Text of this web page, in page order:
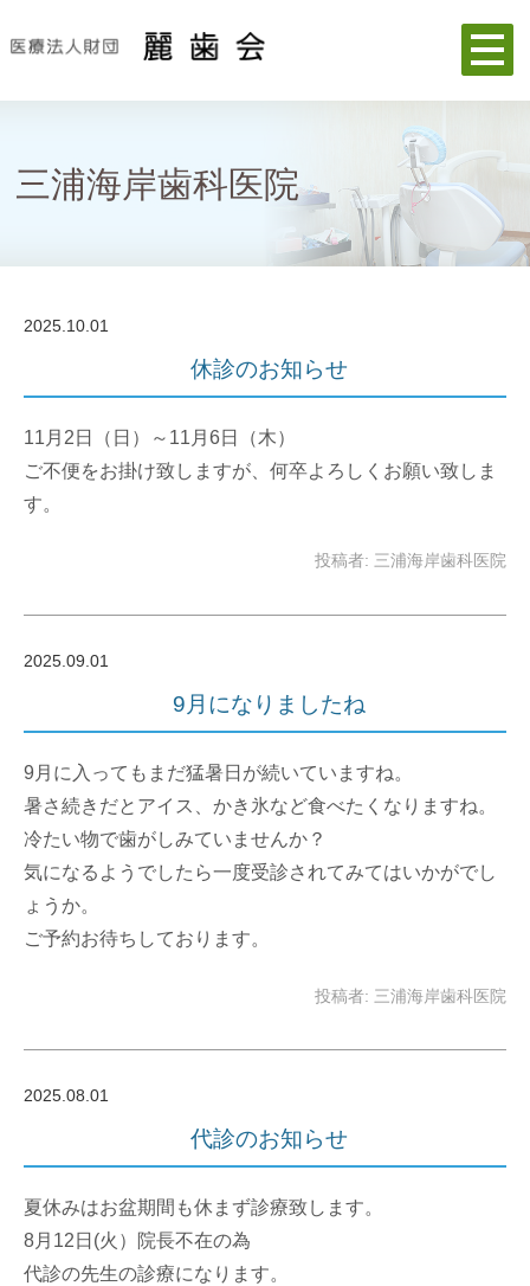
三浦海岸歯科医院
2025.10.01
休診のお知らせ
11月2日（日）～11月6日（木）
ご不便をお掛け致しますが、何卒よろしくお願い致しま
す。
投稿者: 三浦海岸歯科医院
2025.09.01
9月になりましたね
9月に入ってもまだ猛暑日が続いていますね。
暑さ続きだとアイス、かき氷など食べたくなりますね。
冷たい物で歯がしみていませんか？
気になるようでしたら一度受診されてみてはいかがでし
ょうか。
ご予約お待ちしております。
投稿者: 三浦海岸歯科医院
2025.08.01
代診のお知らせ
夏休みはお盆期間も休まず診療致します。
8月12日(火）院長不在の為
代診の先生の診療になります。